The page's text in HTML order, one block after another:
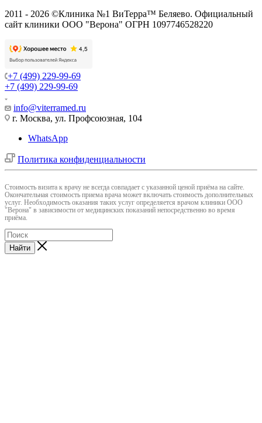
2011 - 2026 ©Клиника №1 ВиТерра™ Беляево. Официальный
сайт клиники ООО "Верона" ОГРН 1097746528220
+7 (499) 229-99-69
+7 (499) 229-99-69
info@viterramed.ru
г. Москва, ул. Профсоюзная, 104
WhatsApp
Политика конфиденциальности
Cтоимость визита к врачу не всегда совпадает с указанной ценой приёма на сайте.
Окончательная стоимость приема врача может включать стоимость дополнительных
услуг. Необходимость оказания таких услуг определяется врачом клиники ООО
"Верона" в зависимости от медицинских показаний непосредственно во время
приёма.
Найти